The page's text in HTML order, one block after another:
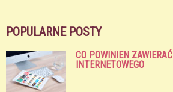
POPULARNE POSTY
CO POWINIEN
INTERNETOWEGO